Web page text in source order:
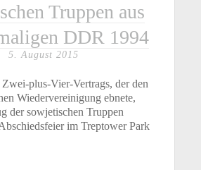
Truppen aus
DDR 1994
5. August 2015
plus-Vier-Vertrags, der den
Wiedervereinigung ebnete,
der sowjetischen Truppen
im Treptower Park